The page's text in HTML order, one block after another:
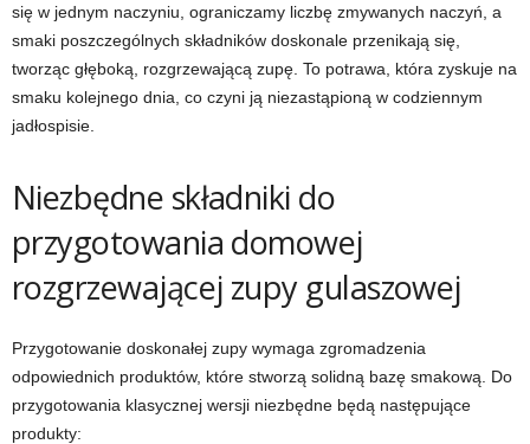
się w jednym naczyniu, ograniczamy liczbę zmywanych naczyń, a
smaki poszczególnych składników doskonale przenikają się,
tworząc głęboką, rozgrzewającą zupę. To potrawa, która zyskuje na
smaku kolejnego dnia, co czyni ją niezastąpioną w codziennym
jadłospisie.
Niezbędne składniki do
przygotowania domowej
rozgrzewającej zupy gulaszowej
Przygotowanie doskonałej zupy wymaga zgromadzenia
odpowiednich produktów, które stworzą solidną bazę smakową. Do
przygotowania klasycznej wersji niezbędne będą następujące
produkty: